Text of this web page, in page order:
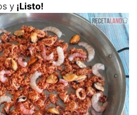
y ¡Listo!